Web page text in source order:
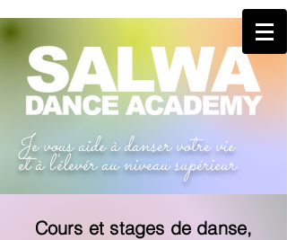
Je vous aide à danser votre vie
et à l'élevér au niveau supérieur
Cours et stages de danse,